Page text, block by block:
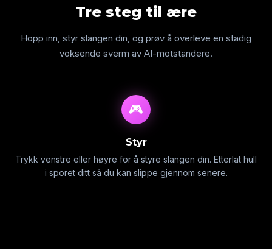
Tre steg til ære
Hopp inn, styr slangen din, og prøv å overleve en stadig
voksende sverm av AI-motstandere.
🎮
Styr
Trykk venstre eller høyre for å styre slangen din. Etterlat hull
i sporet ditt så du kan slippe gjennom senere.